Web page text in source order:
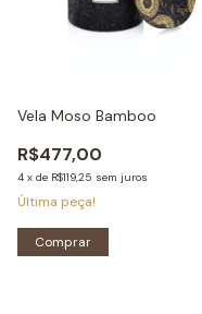
Vela Moso Bamboo
R$477,00
4 x de R$119,25 sem juros
Última peça!
Comprar